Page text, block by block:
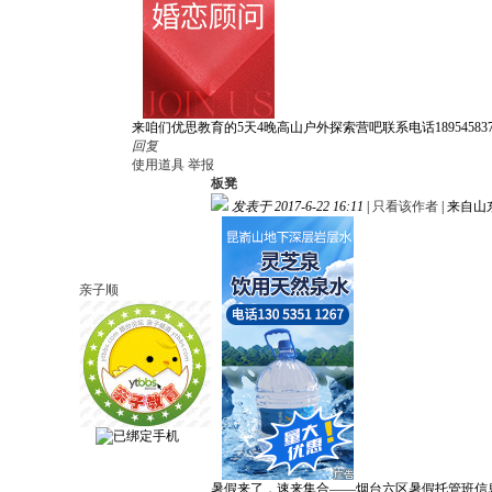
来咱们优思教育的5天4晚高山户外探索营吧联系电话
回复
使用道具 举报
亲子顺
板凳
发表于 2017-6-22 16:11
只看该作者 来自山
暑假来了，速来集合——烟台六区暑假托管班信